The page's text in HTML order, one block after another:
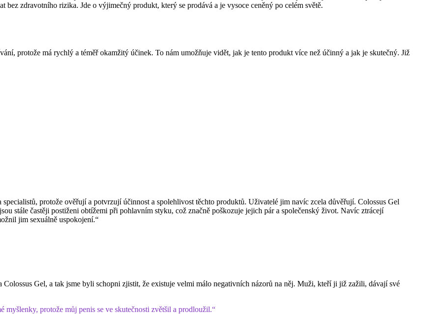
zdravotního rizika. Jde o výjimečný produkt, který se prodává a je vysoce ceněný po celém světě.
protože má rychlý a téměř okamžitý účinek. To nám umožňuje vidět, jak je tento produkt více než účinný a jak je skutečný. Již
protože ověřují a potvrzují účinnost a spolehlivost těchto produktů. Uživatelé jim navíc zcela důvěřují. Colossus Gel
stále častěji postiženi obtížemi při pohlavním styku, což značně poškozuje jejich pár a společenský život. Navíc ztrácejí
jim sexuálně uspokojení.“
Gel, a tak jsme byli schopni zjistit, že existuje velmi málo negativních názorů na něj. Muži, kteří ji již zažili, dávají své
protože můj penis se ve skutečnosti zvětšil a prodloužil.“